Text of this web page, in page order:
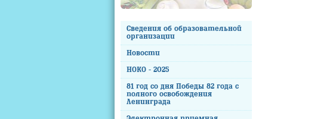
Сведения об образовательной
организации
Новости
НОКО - 2025
81 год со дня Победы 82 года с
полного освобождения
Ленинграда